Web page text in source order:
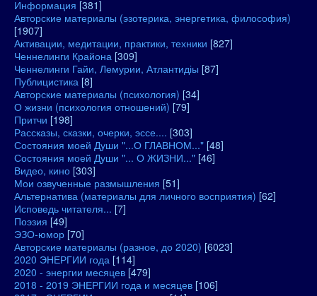
Информация [381]
Авторские материалы (эзотерика, энергетика, философия)
[1907]
Активации, медитации, практики, техники [827]
Ченнелинги Крайона [309]
Ченнелинги Гайи, Лемурии, Атлантидіы [87]
Публицистика [8]
Авторские материалы (психология) [34]
О жизни (психология отношений) [79]
Притчи [198]
Рассказы, сказки, очерки, эссе.... [303]
Состояния моей Души "...О ГЛАВНОМ..." [48]
Состояния моей Души "... О ЖИЗНИ..." [46]
Видео, кино [303]
Мои озвученные размышления [51]
Альтернатива (материалы для личного восприятия) [62]
Исповедь читателя... [7]
Поэзия [49]
ЭЗО-юмор [70]
Авторские материалы (разное, до 2020) [6023]
2020 ЭНЕРГИИ года [114]
2020 - энергии месяцев [479]
2018 - 2019 ЭНЕРГИИ года и месяцев [106]